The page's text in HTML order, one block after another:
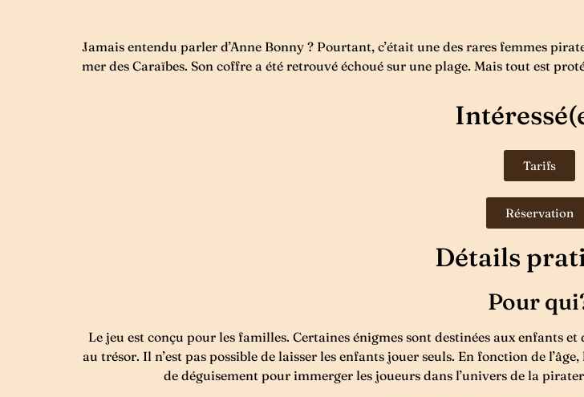
Jamais entendu parler d’Anne Bonny ? Pourtant, c’était une des rares femmes
mer des Caraïbes. Son coffre a été retrouvé échoué sur une plage. Mais tout est
Tarifs
Réservation
Détails
Pour
Le jeu est conçu pour les familles. Certaines énigmes sont destinées aux enfants
au trésor. Il n’est pas possible de laisser les enfants jouer seuls. En fonction de
de déguisement pour immerger les joueurs dans l’univers de la